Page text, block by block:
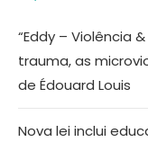
“Eddy – Violência
trauma, as
de Édouard Louis
Nova lei inclui